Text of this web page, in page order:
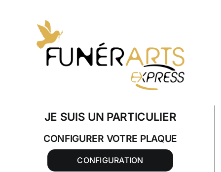
JE SUIS UN PARTICULIER
CONFIGURER VOTRE PLAQUE
CONFIGURATION